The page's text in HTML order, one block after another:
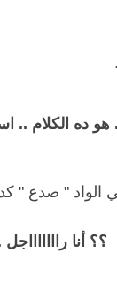
ده الكلام ..
الواد " صدع "
؟؟ أنا